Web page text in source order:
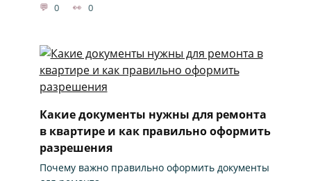
0 0
Какие документы нужны для ремонта
в квартире и как правильно оформить
разрешения
Почему важно правильно оформить документы